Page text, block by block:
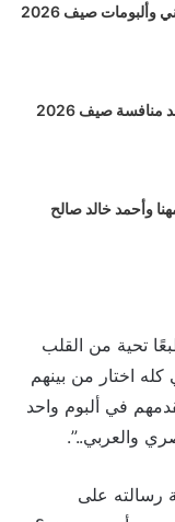
وألبومات صيف 2026
صيف 2026
وأحمد خالد صالح
تحية من القلب
اختار من بينهم
في ألبوم واحد
والعربي..”.
رسالته على